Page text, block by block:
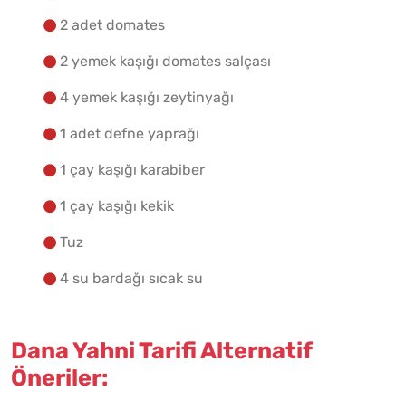
2 adet domates
2 yemek kaşığı domates salçası
4 yemek kaşığı zeytinyağı
1 adet defne yaprağı
1 çay kaşığı karabiber
1 çay kaşığı kekik
Tuz
4 su bardağı sıcak su
Dana Yahni Tarifi Alternatif
Öneriler: